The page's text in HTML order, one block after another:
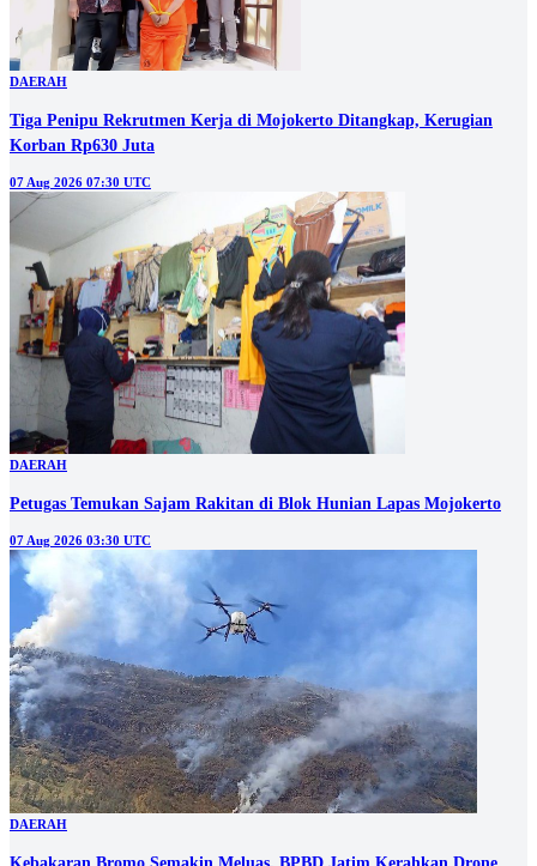
DAERAH
Tiga Penipu Rekrutmen Kerja di Mojokerto Ditangkap, Kerugian
Korban Rp630 Juta
07 Aug 2026 07:30 UTC
DAERAH
Petugas Temukan Sajam Rakitan di Blok Hunian Lapas Mojokerto
07 Aug 2026 03:30 UTC
DAERAH